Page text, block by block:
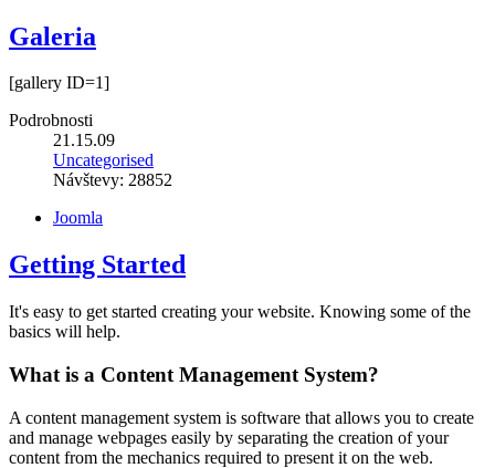
Galeria
[gallery ID=1]
Podrobnosti
21.15.09
Uncategorised
Návštevy: 28852
Joomla
Getting Started
It's easy to get started creating your website. Knowing some of the
basics will help.
What is a Content Management System?
A content management system is software that allows you to create
and manage webpages easily by separating the creation of your
content from the mechanics required to present it on the web.